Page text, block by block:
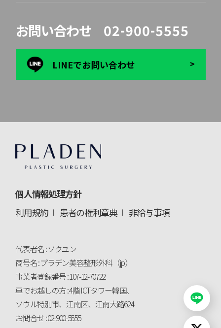
お問い合わせ 02-900-5555
LINEでお問い合わせ >
個人情報処理方針
利用規約
患者の権利章典 非給与事項
代表者名 : ソクユン
商号名 : プラデン美容整形外科（jp）
事業者登録番号 : 107-12-70722
車でお越しの方 : 4階 ICTタワー韓国、
ソウル特別市、江南区、江南大路624
お問合せ : 02-900-5555